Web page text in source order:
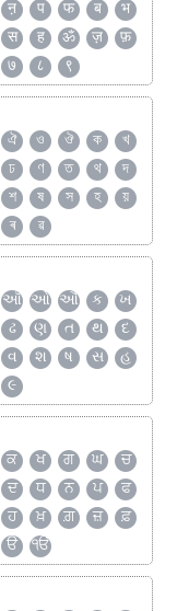
ऩ प फ ब
भ
स ह ॐ ज़
फ़
७ ८ ९
ঐ ও ঔ ক
খ
ঢ ণ ত থ
দ
শ ষ স হ
য়
ৰ ৱ
ઑ ઓ ઔ ક
ખ
ઢ ણ ત થ
દ
વ શ ષ સ
હ
૯
ਕ ਖ ਗ ਘ
ਚ
ਦ ਧ ਨ ਪ
ਫ
ਹ ਖ਼ ਗ਼ ਜ਼
ਫ਼
ੳ ੴ